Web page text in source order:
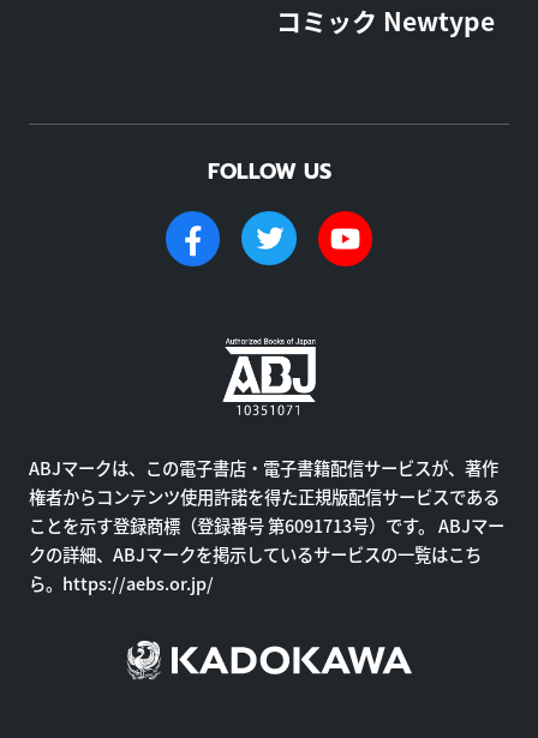
コミック Newtype
FOLLOW US
ABJマークは、この電子書店・電子書籍配信サービスが、著作
権者からコンテンツ使用許諾を得た正規版配信サービスである
ことを示す登録商標（登録番号 第6091713号）です。 ABJマー
クの詳細、ABJマークを掲示しているサービスの一覧はこち
ら。 https://aebs.or.jp/